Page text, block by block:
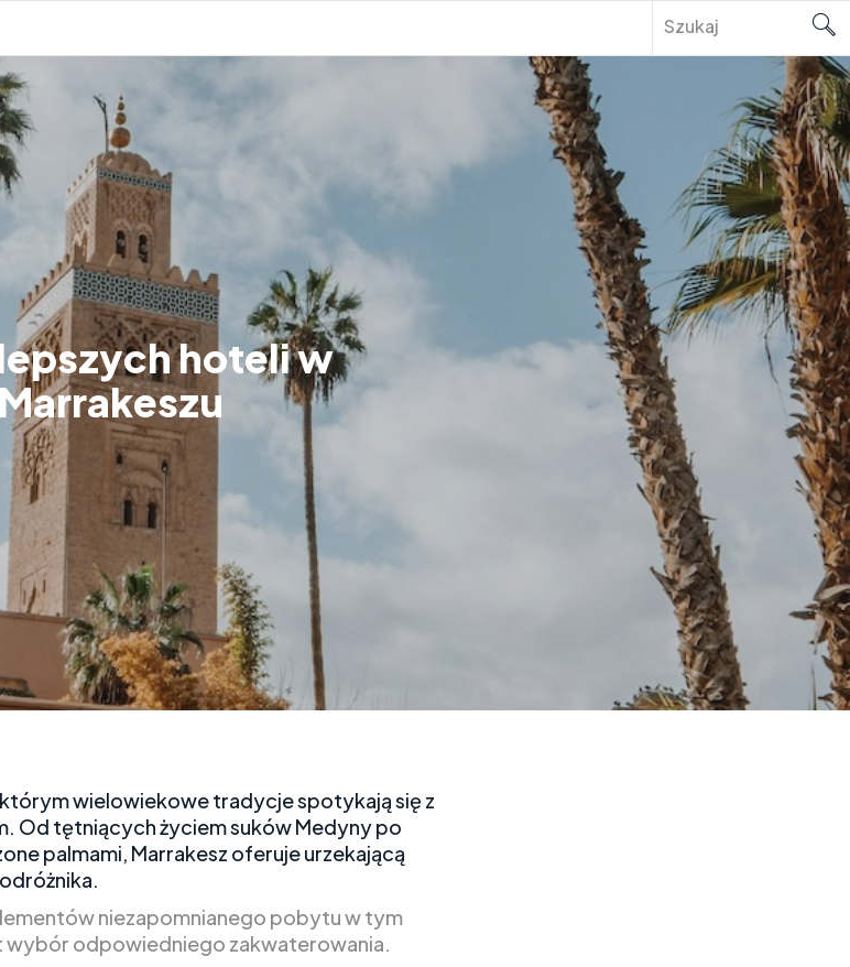
hoteli w
Marrakeszu
wielowiekowe tradycje spotykają się z
Od tętniących życiem suków Medyny po
palmami, Marrakesz oferuje urzekającą
niezapomnianego pobytu w tym
wybór odpowiedniego zakwaterowania.